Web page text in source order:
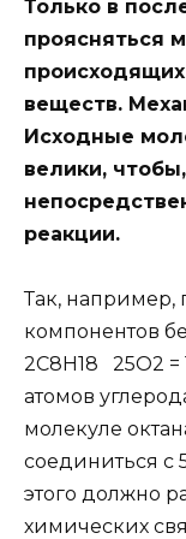
Только в
проясняться
веществ.
Исходные
велики,
реакции.
Так, например,
компонентов
2С8Н18 25О2 =
атомов
молекуле
соединиться с
этого должно
химических